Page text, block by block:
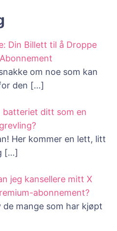
Din Billett til å Droppe
om noe som kan
den […]
batteriet ditt som en
Her kommer en lett, litt
[…]
jeg kansellere mitt X
abonnement?
de mange som har kjøpt